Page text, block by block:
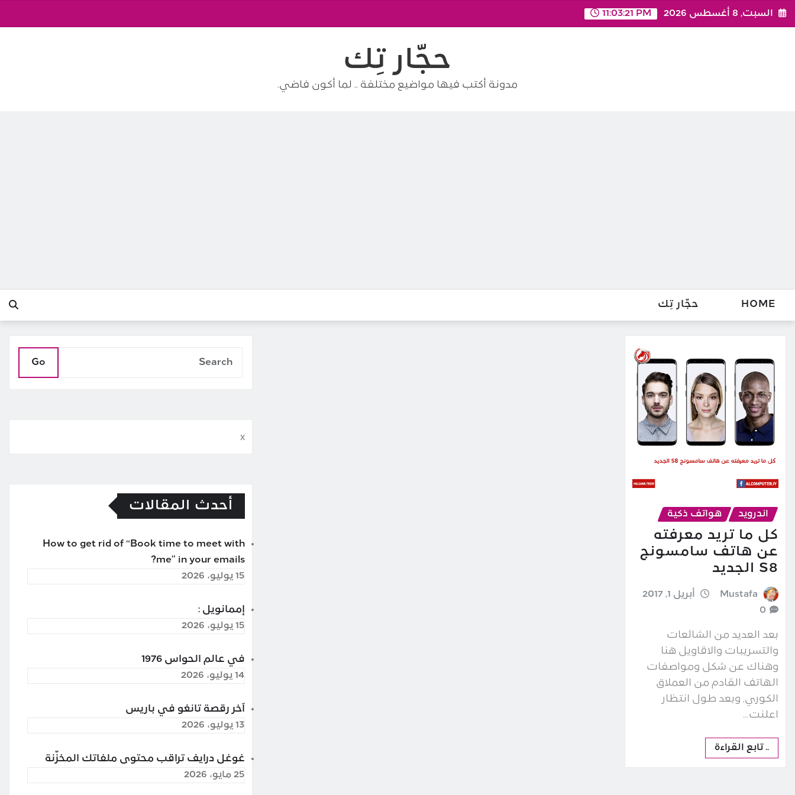
Skip
السبت, 8 أغسطس 2026 11:03:21 PM
حجّار تِك
مدونة أكتب فيها مواضيع مختلفة .. لما أكون فاضي.
HOME حجّار تِك
اندرويد هواتف ذكية
كل ما تريد معرفته
عن هاتف سامسونج
S8 الجديد
Mustafa
أبريل 1, 2017
0
بعد العديد من الشائعات
والتسريبات والاقاويل هنا
وهناك عن شكل ومواصفات
الهاتف القادم من العملاق
الكوري, وبعد طول انتظار
اعلنت…
.. تابع القراءة
Go
x
أحدث المقالات
How to get rid of “Book time to meet with
me” in your emails?
15 يوليو، 2026
إممانويل :
15 يوليو، 2026
في عالم الحواس 1976
14 يوليو، 2026
آخر رقصة تانغو في باريس
13 يوليو، 2026
غوغل درايف تراقب محتوى ملفاتك المخزّنة
25 مايو، 2026